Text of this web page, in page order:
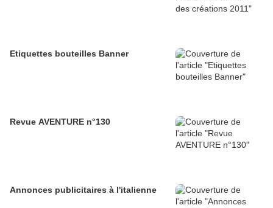
Etiquettes bouteilles Banner
Revue AVENTURE n°130
Annonces publicitaires à l'italienne